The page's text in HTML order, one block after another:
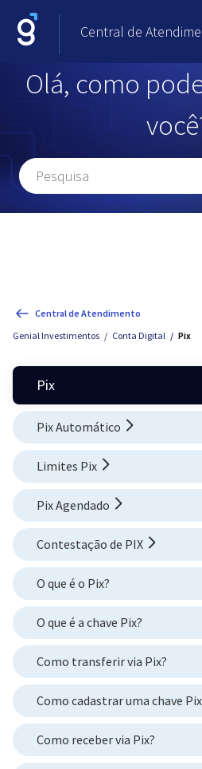
Central de
Olá, como
Central de Atendimento
Genial Investimentos
Conta Digital Pix
Pix
Pix Automático
Limites Pix
Pix Agendado
Contestação de PIX
O que é o Pix?
O que é a chave Pix?
Como transferir via Pix?
Como cadastrar uma chave
Como receber via Pix?